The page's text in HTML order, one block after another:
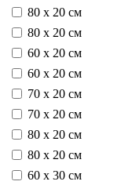
80 х 20 см
80 х 20 см
60 х 20 см
60 х 20 см
70 х 20 см
70 х 20 см
80 х 20 см
80 х 20 см
60 х 30 см